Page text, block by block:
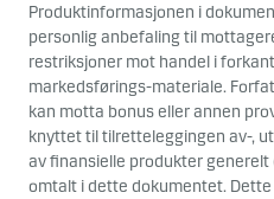
Produktinformasjonen i
personlig anbefaling til
restriksjoner mot handel i
markedsførings-materiale.
kan motta bonus eller annen
knyttet til tilretteleggingen av-,
av finansielle produkter
omtalt i dette dokumentet.